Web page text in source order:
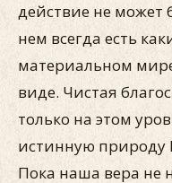
действие не может
нем всегда есть
материальном
виде. Чистая
только на этом
истинную природу
Пока наша вера не